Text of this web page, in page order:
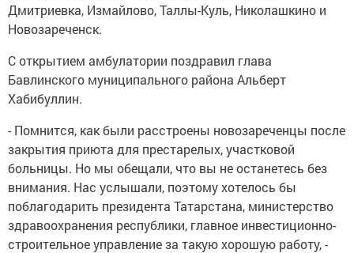
Дмитриевка, Измайлово, Таллы-Куль, Николашкино и
Новозареченск.
С открытием амбулатории поздравил глава
Бавлинского муниципального района Альберт
Хабибуллин.
- Помнится, как были расстроены новозареченцы после
закрытия приюта для престарелых, участковой
больницы. Но мы обещали, что вы не останетесь без
внимания. Нас услышали, поэтому хотелось бы
поблагодарить президента Татарстана, министерство
здравоохранения республики, главное инвестиционно-
строительное управление за такую хорошую работу, -